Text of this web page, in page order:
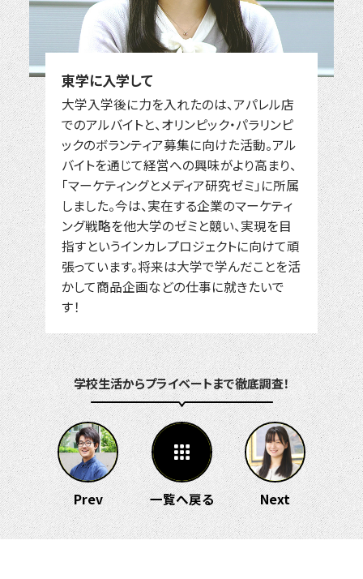
東学に入学して
大学入学後に力を入れたのは、アパレル店
でのアルバイトと、オリンピック・パラリンピ
ックのボランティア募集に向けた活動。アル
バイトを通じて経営への興味がより高まり、
「マーケティングとメディア研究ゼミ」に所属
しました。今は、実在する企業のマーケティ
ング戦略を他大学のゼミと競い、実現を目
指すというインカレプロジェクトに向けて頑
張っています。将来は大学で学んだことを活
かして商品企画などの仕事に就きたいで
す！
学校生活からプライベートまで徹底調査！
Prev 一覧へ戻る Next